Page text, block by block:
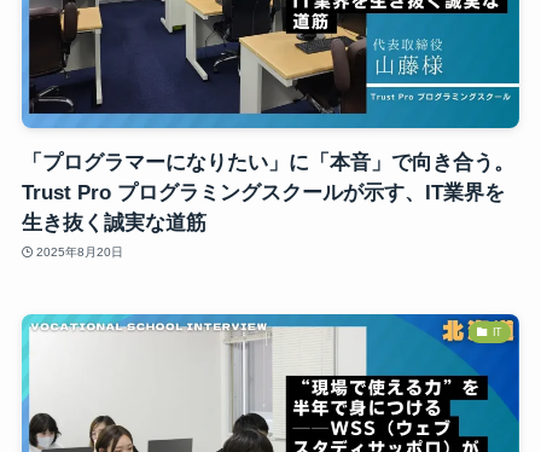
「プログラマーになりたい」に「本音」で向き合う。
Trust Pro プログラミングスクールが示す、IT業界を
生き抜く誠実な道筋
2025年8月20日
IT